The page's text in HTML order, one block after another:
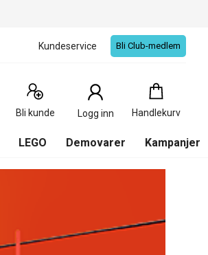
Kundeservice Bli Club-medlem
Bli kunde Logg inn Handlekurv
Handlekurv
0
Produkter
LEGO Demovarer Kampanjer